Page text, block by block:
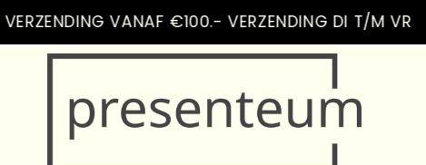
VANAF €100.- VERZENDING DI T/M VR